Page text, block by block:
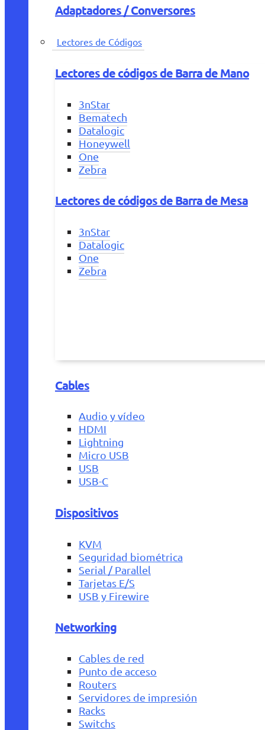
Adaptadores / Conversores
Lectores de Códigos
Lectores de códigos de Barra de Mano
3nStar
Bematech
Datalogic
Honeywell
One
Zebra
Lectores de códigos de Barra de Mesa
3nStar
Datalogic
One
Zebra
Cables
Audio y vídeo
HDMI
Lightning
Micro USB
USB
USB-C
Dispositivos
KVM
Seguridad biométrica
Serial / Parallel
Tarjetas E/S
USB y Firewire
Networking
Cables de red
Punto de acceso
Routers
Servidores de impresión
Racks
Switchs